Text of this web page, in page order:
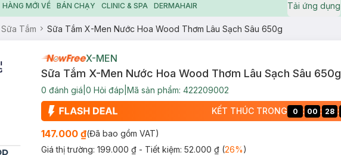
HÀNG MỚI VỀ BÁN CHẠY CLINIC & SPA DERMAHAIR Tải ứng dụng
Sữa Tắm Sữa Tắm X-Men Nước Hoa Wood Thơm Lâu Sạch Sâu 650g
X-MEN
Sữa Tắm X-Men Nước Hoa Wood Thơm Lâu Sạch Sâu 650g
0 đánh giá 0 Hỏi đáp Mã sản phẩm: 422209002
KẾT THÚC TRONG 0 : 00 : 28 :
147.000 ₫(Đã bao gồm VAT)
Giá thị trường: 199.000 ₫ - Tiết kiệm: 52.000 ₫(26%)